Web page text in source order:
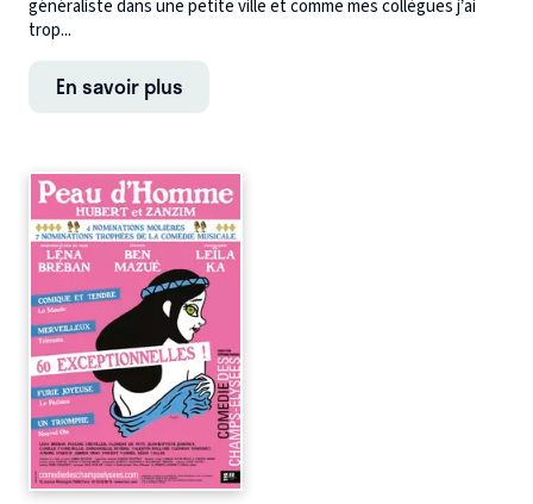
généraliste dans une petite ville et comme mes collègues j’ai
trop...
En savoir plus